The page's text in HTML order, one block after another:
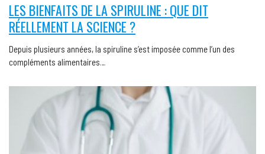
LES BIENFAITS DE LA SPIRULINE : QUE DIT
RÉELLEMENT LA SCIENCE ?
Depuis plusieurs années, la spiruline s’est imposée comme l’un des
compléments alimentaires…